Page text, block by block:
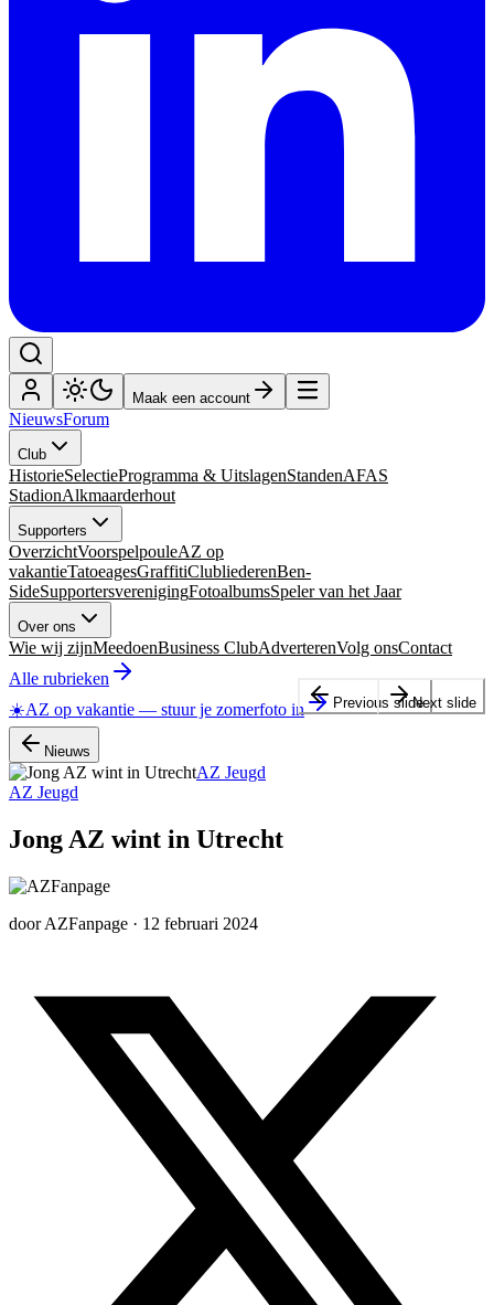
Maak een account
NieuwsForum
Club
HistorieSelectieProgramma & UitslagenStandenAFAS
StadionAlkmaarderhout
Supporters
OverzichtVoorspelpouleAZ op
vakantieTatoeagesGraffitiClubliederenBen-
SideSupportersverenigingFotoalbumsSpeler van het Jaar
Over ons
Wie wij zijnMeedoenBusiness ClubAdverterenVolg onsContact
Alle rubrieken
☀️AZ op vakantie — stuur je zomerfoto in
Nieuws
AZ Jeugd
AZ Jeugd
Jong AZ wint in Utrecht
door AZFanpage · 12 februari 2024
Previous slideNext slide